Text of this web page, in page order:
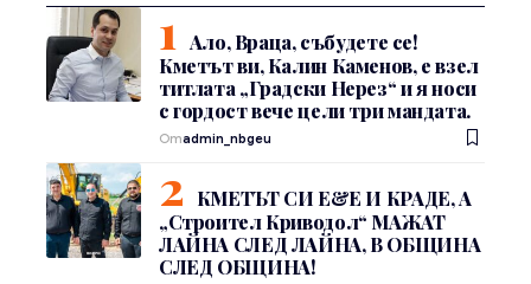
Ало, Враца, събудете се!
Кметът ви, Калин Каменов, е взел
титлата „Градски Нерез“ и я носи
с гордост вече цели три мандата.
Отadmin_nbgeu
КМЕТЪТ СИ Е&Е И КРАДЕ, А
„Строител Криводол“ МАЖАТ
ЛАЙНА СЛЕД ЛАЙНА, В ОБЩИНА
СЛЕД ОБЩИНА!